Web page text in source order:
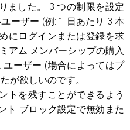
ました。 3 つの制限を設定
ーザー (例: 1 日あたり 3 本
にログインまたは登録を求
アム メンバーシップの購入
ーザー (場合によってはプ
が欲しいのです。
トを残すことができるよう
ト ブロック設定で無効また